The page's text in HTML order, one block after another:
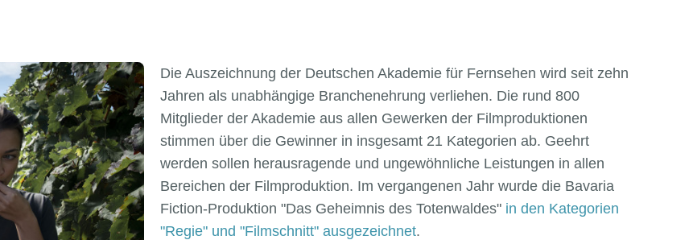
Die Auszeichnung der Deutschen Akademie für Fernsehen wird seit zehn
Jahren als unabhängige Branchenehrung verliehen. Die rund 800
Mitglieder der Akademie aus allen Gewerken der Filmproduktionen
stimmen über die Gewinner in insgesamt 21 Kategorien ab. Geehrt
werden sollen herausragende und ungewöhnliche Leistungen in allen
Bereichen der Filmproduktion. Im vergangenen Jahr wurde die Bavaria
Fiction-Produktion "Das Geheimnis des Totenwaldes" in den Kategorien
"Regie" und "Filmschnitt" ausgezeichnet.